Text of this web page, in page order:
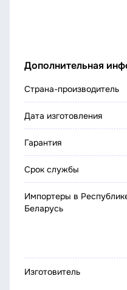
Дополнительная
Страна-производитель
Дата изготовления
Гарантия
Срок службы
Импортеры в
Беларусь
Изготовитель